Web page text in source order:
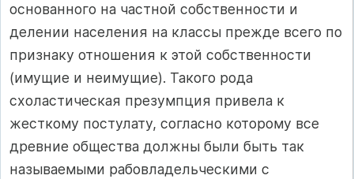
основанного на частной собственности и
делении населения на классы прежде всего по
признаку отношения к этой собственности
(имущие и неимущие). Такого рода
схоластическая презумпция привела к
жесткому постулату, согласно которому все
древние общества должны были быть так
называемыми рабовладельческими с